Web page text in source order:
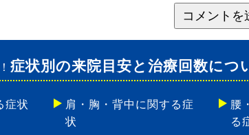
症状別の来院目安と治療回数につ
症状
肩・胸・背中に関する症
状
腰
る